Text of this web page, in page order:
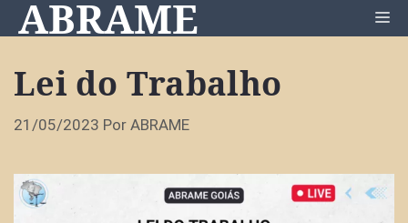
Pular
para
conteúdo
ABRAME
Lei do Trabalho
21/05/2023 Por ABRAME